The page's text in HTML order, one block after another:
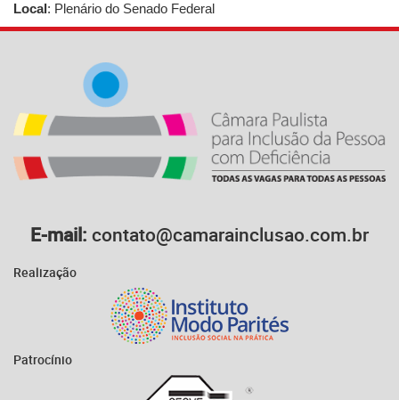
Local: Plenário do Senado Federal
E-mail: contato@camarainclusao.com.br
Realização
Patrocínio